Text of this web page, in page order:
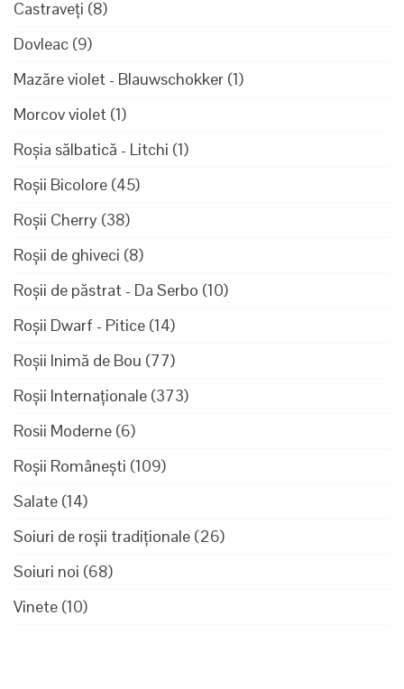
Castraveți (8)
Dovleac (9)
Mazăre violet - Blauwschokker (1)
Morcov violet (1)
Roșia sălbatică - Litchi (1)
Roșii Bicolore (45)
Roșii Cherry (38)
Roșii de ghiveci (8)
Roșii de păstrat - Da Serbo (10)
Roșii Dwarf - Pitice (14)
Roșii Inimă de Bou (77)
Roșii Internaționale (373)
Rosii Moderne (6)
Roșii Românești (109)
Salate (14)
Soiuri de roșii tradiționale (26)
Soiuri noi (68)
Vinete (10)